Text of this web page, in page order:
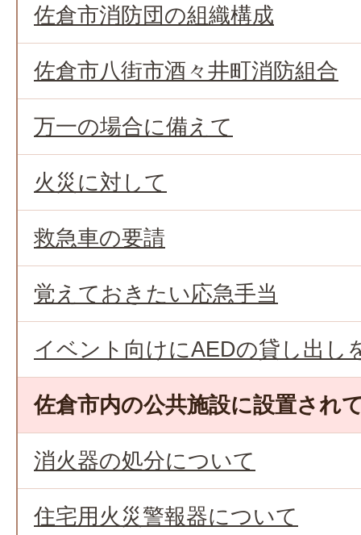
佐倉市消防団の組織構成
佐倉市八街市酒々井町消防組合
万一の場合に備えて
火災に対して
救急車の要請
覚えておきたい応急手当
イベント向けにAEDの貸し出し
佐倉市内の公共施設に設置され
消火器の処分について
住宅用火災警報器について